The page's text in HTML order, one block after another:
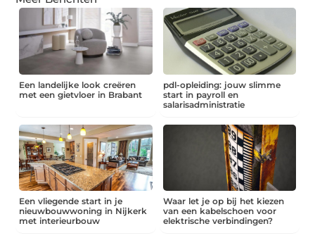
Een landelijke look creëren
met een gietvloer in Brabant
pdl-opleiding: jouw slimme
start in payroll en
salarisadministratie
Een vliegende start in je
nieuwbouwwoning in Nijkerk
met interieurbouw
Waar let je op bij het kiezen
van een kabelschoen voor
elektrische verbindingen?